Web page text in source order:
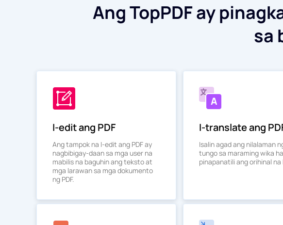
Ang TopPDF ay
sa
I-edit ang PDF
Ang tampok na I-edit ang PDF ay
nagbibigay-daan sa mga user na
mabilis na baguhin ang teksto at
mga larawan sa mga dokumento
ng PDF.
I-translate ang
Isalin agad ang nilalaman
tungo sa maraming wika
pinapanatili ang orihinal